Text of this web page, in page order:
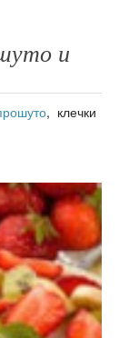
и
, клечки